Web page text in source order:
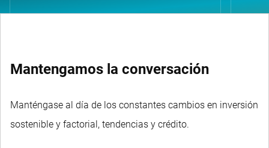
Mantengamos la conversación
Manténgase al día de los constantes cambios en inversión
sostenible y factorial, tendencias y crédito.